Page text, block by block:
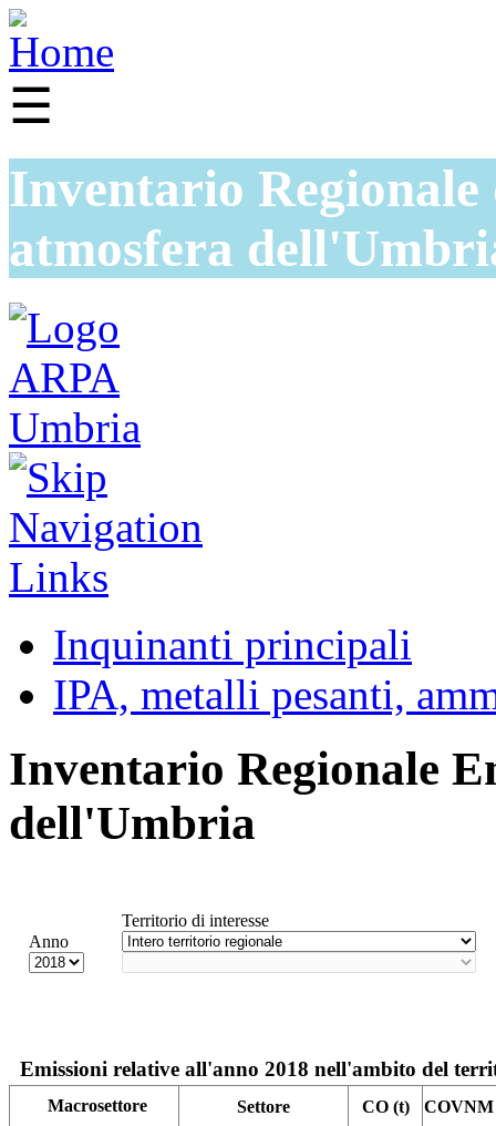
☰
Inventario
atmosfera
Inquinanti principali
IPA, metalli pesanti,
Inventario Regionale
dell'Umbria
Anno
Territorio di interesse
Emissioni relative all'anno 2018 nell'ambito del
Macrosettore Settore CO (t)
COVNM